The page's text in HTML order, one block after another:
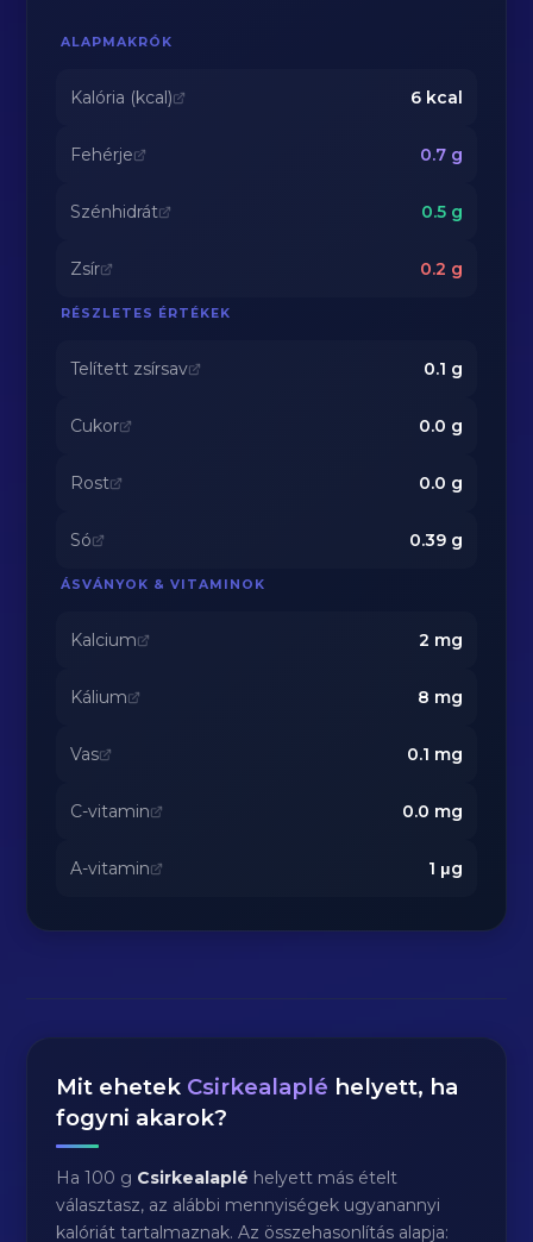
ALAPMAKRÓK
Kalória (kcal) 6kcal
Fehérje 0.7g
Szénhidrát 0.5g
Zsír 0.2 g
RÉSZLETES ÉRTÉKEK
Telített zsírsav 0.1 g
Cukor 0.0 g
Rost 0.0 g
Só 0.39g
ÁSVÁNYOK & VITAMINOK
Kalcium 2 mg
Kálium 8 mg
Vas 0.1 mg
C-vitamin 0.0 mg
A-vitamin 1 μg
Mit ehetek Csirkealaplé helyett, ha
fogyni akarok?
Ha 100 g Csirkealaplé helyett más ételt
választasz, az alábbi mennyiségek ugyanannyi
kalóriát tartalmaznak. Az összehasonlítás alapja: